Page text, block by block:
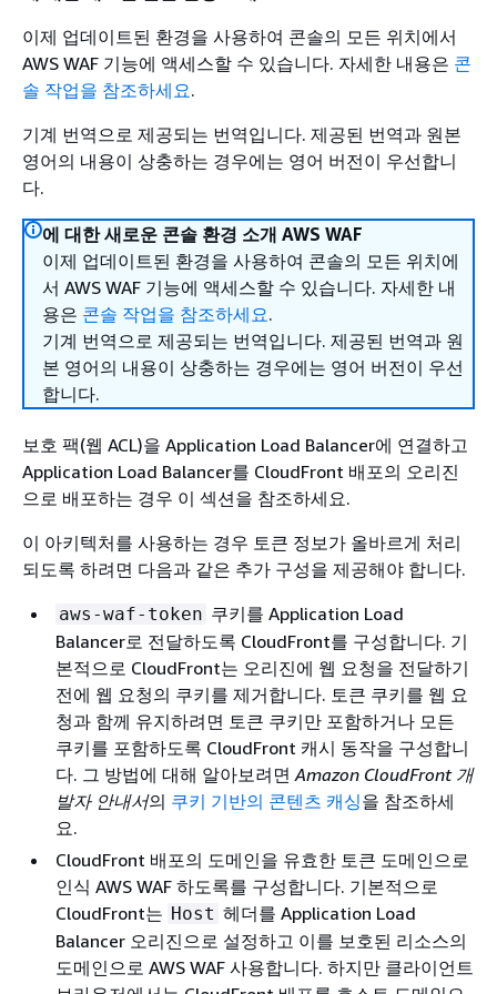
이제 업데이트된 환경을 사용하여 콘솔의 모든 위치에서
AWS WAF 기능에 액세스할 수 있습니다. 자세한 내용은 콘
솔 작업을 참조하세요.
기계 번역으로 제공되는 번역입니다. 제공된 번역과 원본
영어의 내용이 상충하는 경우에는 영어 버전이 우선합니
다.
에 대한 새로운 콘솔 환경 소개 AWS WAF
이제 업데이트된 환경을 사용하여 콘솔의 모든 위치에
서 AWS WAF 기능에 액세스할 수 있습니다. 자세한 내
용은 콘솔 작업을 참조하세요.
기계 번역으로 제공되는 번역입니다. 제공된 번역과 원
본 영어의 내용이 상충하는 경우에는 영어 버전이 우선
합니다.
보호 팩(웹 ACL)을 Application Load Balancer에 연결하고
Application Load Balancer를 CloudFront 배포의 오리진
으로 배포하는 경우 이 섹션을 참조하세요.
이 아키텍처를 사용하는 경우 토큰 정보가 올바르게 처리
되도록 하려면 다음과 같은 추가 구성을 제공해야 합니다.
aws-waf-token 쿠키를 Application Load
Balancer로 전달하도록 CloudFront를 구성합니다. 기
본적으로 CloudFront는 오리진에 웹 요청을 전달하기
전에 웹 요청의 쿠키를 제거합니다. 토큰 쿠키를 웹 요
청과 함께 유지하려면 토큰 쿠키만 포함하거나 모든
쿠키를 포함하도록 CloudFront 캐시 동작을 구성합니
다. 그 방법에 대해 알아보려면Amazon CloudFront 개
발자 안내서의 쿠키 기반의 콘텐츠 캐싱을 참조하세
요.
CloudFront 배포의 도메인을 유효한 토큰 도메인으로
인식 AWS WAF 하도록를 구성합니다. 기본적으로
CloudFront는 Host 헤더를 Application Load
Balancer 오리진으로 설정하고 이를 보호된 리소스의
도메인으로 AWS WAF 사용합니다. 하지만 클라이언트